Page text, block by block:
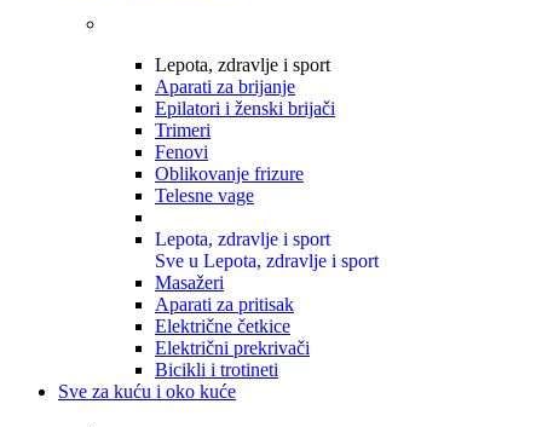
Lepota, zdravlje i sport
Aparati za brijanje
Epilatori i ženski brijači
Trimeri
Fenovi
Oblikovanje frizure
Telesne vage
Lepota, zdravlje i sport
Sve u Lepota, zdravlje i sport
Masažeri
Aparati za pritisak
Električne četkice
Električni prekrivači
Bicikli i trotineti
Sve za kuću i oko kuće